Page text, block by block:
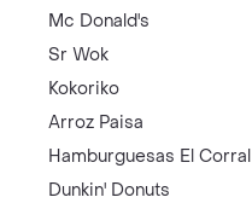
Mc Donald's
Sr Wok
Kokoriko
Arroz Paisa
Hamburguesas El Corral
Dunkin' Donuts